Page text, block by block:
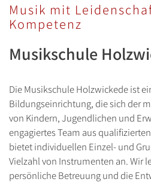
Musik mit
Kompetenz
Musikschule
Die Musikschule Holzwickede ist
Bildungseinrichtung, die sich der
von Kindern, Jugendlichen und
engagiertes Team aus
bietet individuellen Einzel- und
Vielzahl von Instrumenten an. Wir
persönliche Betreuung und die